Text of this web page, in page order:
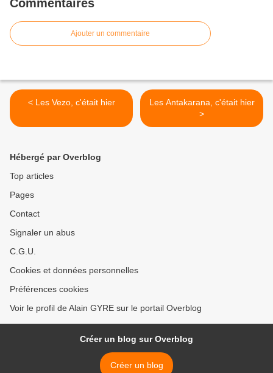
Commentaires
Ajouter un commentaire
< Les Vezo, c'était hier
Les Antakarana, c'était hier
>
Hébergé par Overblog
Top articles
Pages
Contact
Signaler un abus
C.G.U.
Cookies et données personnelles
Préférences cookies
Voir le profil de Alain GYRE sur le portail Overblog
Créer un blog sur Overblog
Créer un blog